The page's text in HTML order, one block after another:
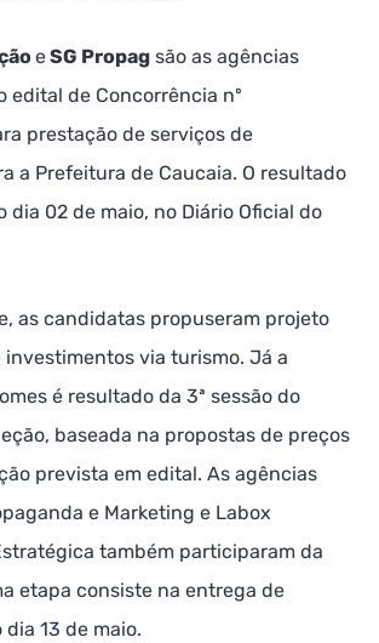
eSG Propag são as agências
edital de Concorrência nº
prestação de serviços de
a Prefeitura de Caucaia. O resultado
dia 02 de maio, no Diário Oficial do
as candidatas propuseram projeto
via turismo. Já a
é resultado da 3ª sessão do
baseada na propostas de preços
prevista em edital. As agências
e Marketing e Labox
também participaram da
etapa consiste na entrega de
13 de maio.